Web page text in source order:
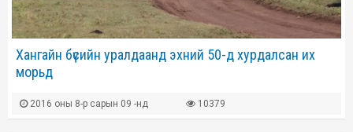
Хангайн бүсийн уралдаанд эхний 50-д хурдалсан их
морьд
2016 оны 8-р сарын 09 -нд 10379